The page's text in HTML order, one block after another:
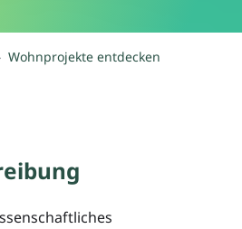
Wohnprojekte entdecken